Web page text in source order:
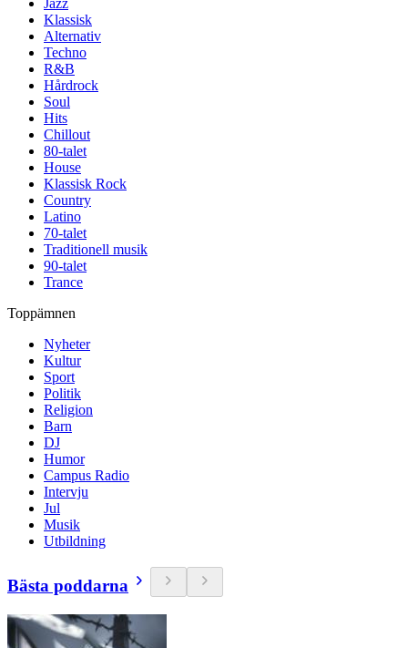
Jazz
Klassisk
Alternativ
Techno
R&B
Hårdrock
Soul
Hits
Chillout
80-talet
House
Klassisk Rock
Country
Latino
70-talet
Traditionell musik
90-talet
Trance
Toppämnen
Nyheter
Kultur
Sport
Politik
Religion
Barn
DJ
Humor
Campus Radio
Intervju
Jul
Musik
Utbildning
Bästa poddarna